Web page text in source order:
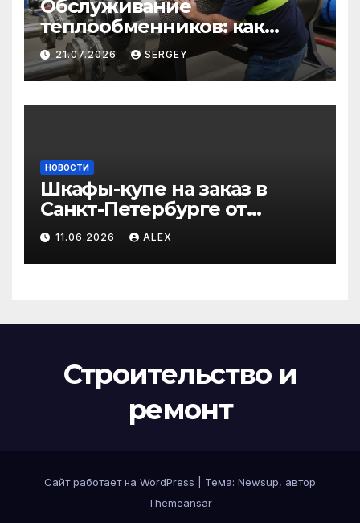
Обслуживание
теплообменников: как
сохранить эффективность
и избежать простоев
21.07.2026 SERGEY
НОВОСТИ
Шкафы-купе на заказ в
Санкт-Петербурге от
производителя по
доступным ценам
11.06.2026 ALEX
Строительство и
ремонт
Сайт работает на WordPress Тема: Newsup, автор
Themeansar